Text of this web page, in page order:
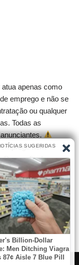
apenas como
emprego e não se
ou qualquer
Todas as
nem
Desconfie de